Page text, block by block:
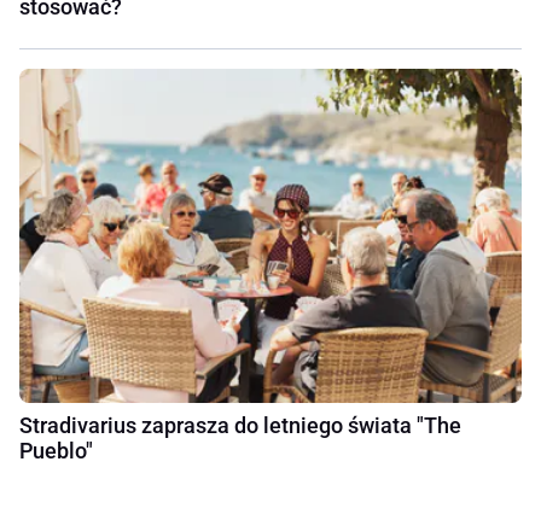
stosować?
Stradivarius zaprasza do letniego świata "The
Pueblo"